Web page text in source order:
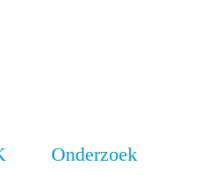
Onderzoek